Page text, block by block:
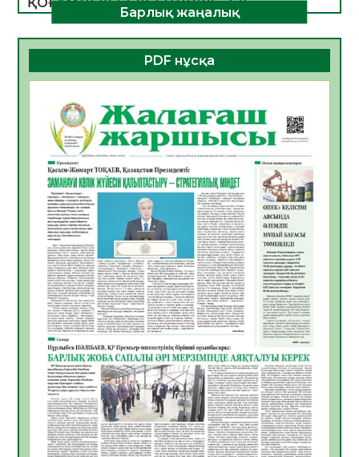
ДАМУЫНЫҢ НЕГІЗІ
06.08.2026
37 0
ҚҰРЫЛТАЙ САЙЛАУЫ – БОЛАШАҚҚА
БАСТАР ЖАУАПТЫ ТАҢДАУ
06.08.2026
Инфекциялық ауруларға қарсы иммундау
жұмыстарының тиімділігі
06.08.2026
42
Көкжөтел ауруы туралы
06.08.2026
37
АПВ вакцинасы туралы мәлімет
06.08.2026
37
Open Air: Қызылорда облысы полиция
департаменті 20 мыңнан астам
көрерменнің қауіпсіздігін қамтамасыз етті
06.08.2026
49
ҚЫЗЫЛОРДАДА «САНАЛЫ ҰРПАҚ –
ЖАРҚЫН БОЛАШАҚ» АТТЫ КЕҢЕЙТІЛГЕН
МӘЖІЛІС ӨТТІ
05.08.2026
50
Барлық жаңалық
PDF нұсқа